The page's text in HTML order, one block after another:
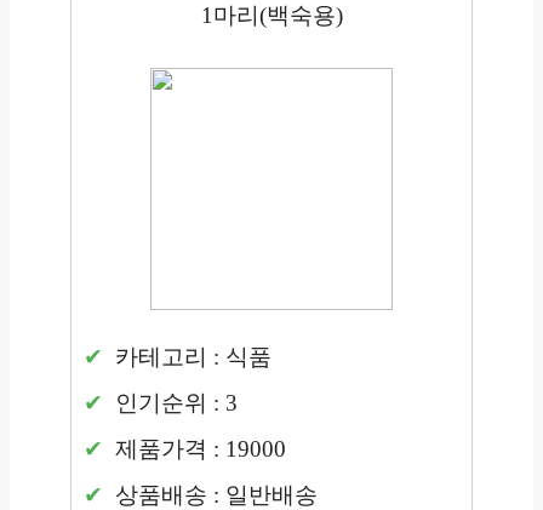
1마리(백숙용)
카테고리 : 식품
인기순위 : 3
제품가격 : 19000
상품배송 : 일반배송